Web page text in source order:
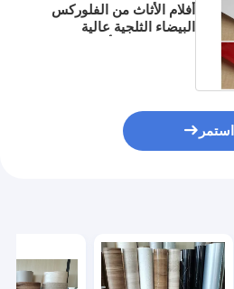
أفلام الأثاث من الفلوركس
البيضاء الثلجية عالية
استمر